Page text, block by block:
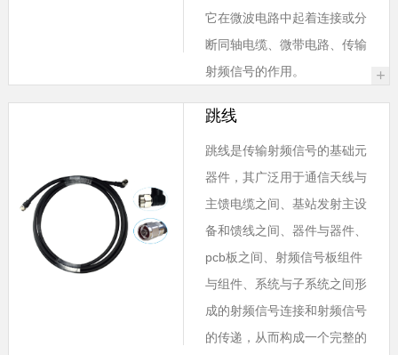
它在微波电路中起着连接或分
断同轴电缆、微带电路、传输
射频信号的作用。
+
跳线
跳线是传输射频信号的基础元
器件，其广泛用于通信天线与
主馈电缆之间、基站发射主设
备和馈线之间、器件与器件、
pcb板之间、射频信号板组件
与组件、系统与子系统之间形
成的射频信号连接和射频信号
的传递，从而构成一个完整的